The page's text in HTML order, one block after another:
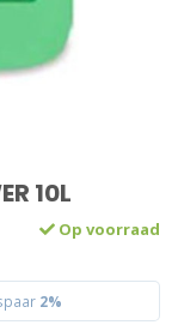
10L
Op voorraad
2%